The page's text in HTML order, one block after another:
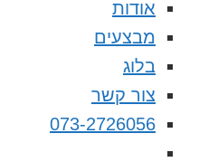
אודות
מבצעים
בלוג
צור קשר
073-2726056